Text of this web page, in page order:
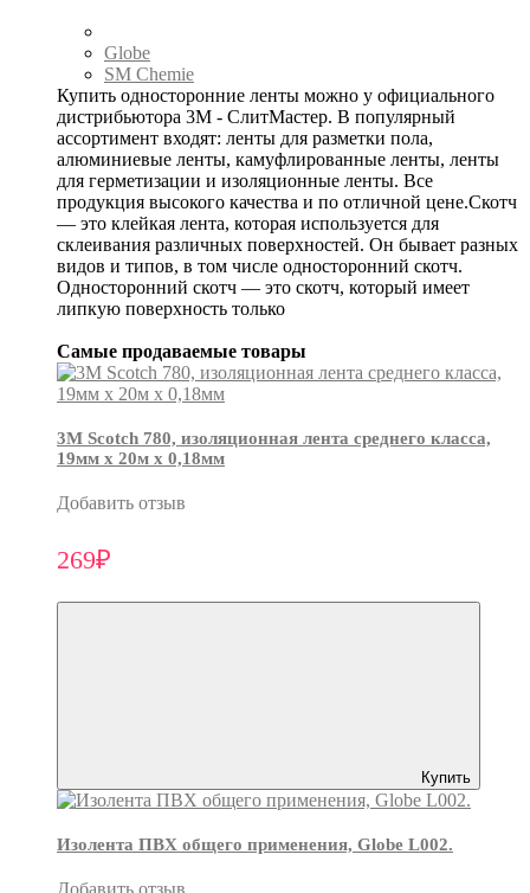
Globe
SM Chemie
Купить односторонние ленты можно у официального
дистрибьютора 3М - СлитМастер. В популярный
ассортимент входят: ленты для разметки пола,
алюминиевые ленты, камуфлированные ленты, ленты
для герметизации и изоляционные ленты. Все
продукция высокого качества и по отличной цене.Скотч
— это клейкая лента, которая используется для
склеивания различных поверхностей. Он бывает разных
видов и типов, в том числе односторонний скотч.
Односторонний скотч — это скотч, который имеет
липкую поверхность только
Самые продаваемые товары
3М Scotch 780, изоляционная лента среднего класса,
19мм х 20м х 0,18мм
Добавить отзыв
269₽
Купить
Изолента ПВХ общего применения, Globe L002.
Добавить отзыв